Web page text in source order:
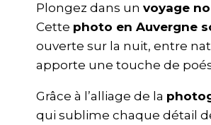
Plongez dans un voyage
Cette photo en Auvergne
ouverte sur la nuit, entre
apporte une touche de
Grâce à l’alliage de la
qui sublime chaque détail